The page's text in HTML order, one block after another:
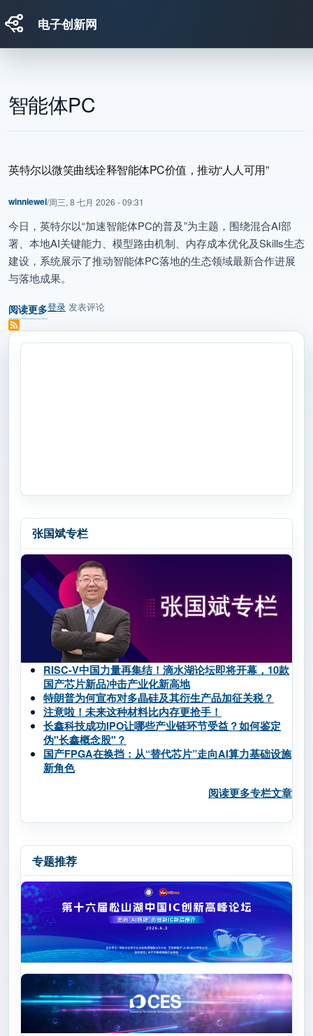
电子创新网
智能体PC
英特尔以微笑曲线诠释智能体PC价值，推动“人人可用”
winniewei/周三, 8 七月 2026 - 09:31
今日，英特尔以“加速智能体PC的普及”为主题，围绕混合AI部
署、本地AI关键能力、模型路由机制、内存成本优化及Skills生态
建设，系统展示了推动智能体PC落地的生态领域最新合作进展
与落地成果。
阅读更多
关于 英特尔以微笑曲线诠释智能体PC价值，推动“人人可用”
登录 发表评论
张国斌专栏
RISC-V中国力量再集结！滴水湖论坛即将开幕，10款
国产芯片新品冲击产业化新高地
特朗普为何宣布对多晶硅及其衍生产品加征关税？
注意啦！未来这种材料比内存更抢手！
长鑫科技成功IPO让哪些产业链环节受益？如何鉴定
伪"长鑫概念股"？
国产FPGA在换挡：从“替代芯片”走向AI算力基础设施
新角色
阅读更多专栏文章
专题推荐